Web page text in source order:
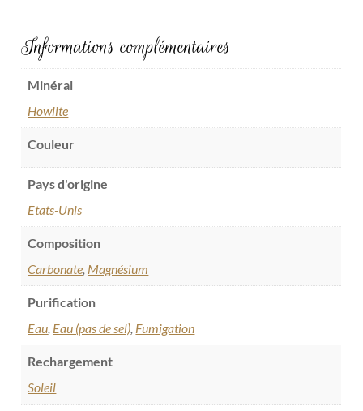
Informations complémentaires
Minéral
Howlite
Couleur
Pays d'origine
Etats-Unis
Composition
Carbonate, Magnésium
Purification
Eau, Eau (pas de sel), Fumigation
Rechargement
Soleil